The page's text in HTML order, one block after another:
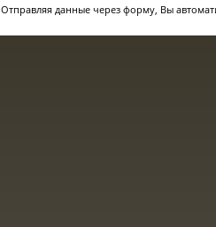
Отправляя данные через форму, Вы